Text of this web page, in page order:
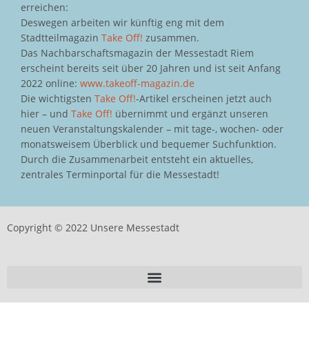
erreichen:
Deswegen arbeiten wir künftig eng mit dem
Stadtteilmagazin Take Off! zusammen.
Das Nachbarschaftsmagazin der Messestadt Riem
erscheint bereits seit über 20 Jahren und ist seit Anfang
2022 online: www.takeoff-magazin.de
Die wichtigsten Take Off!-Artikel erscheinen jetzt auch
hier – und Take Off! übernimmt und ergänzt unseren
neuen Veranstaltungskalender – mit tage-, wochen- oder
monatsweisem Überblick und bequemer Suchfunktion.
Durch die Zusammenarbeit entsteht ein aktuelles,
zentrales Terminportal für die Messestadt!
Copyright © 2022 Unsere Messestadt